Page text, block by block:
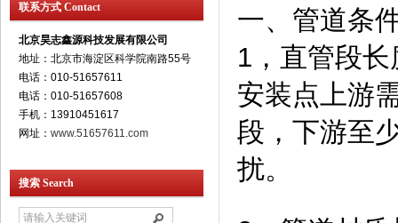
联系方式 Contact
北京昊志鑫源科技发展有限公司
地址：北京市海淀区科学院南路55号
电话：010-51657611
电话：010-51657608
手机：13910451617
网址： www.51657611.com
搜索 Search
一、管道条
1，直管段长
安装点上游
段，下游至
扰。